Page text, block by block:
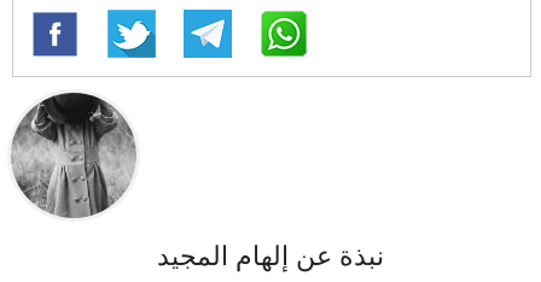
نبذة عن إلهام المجيد